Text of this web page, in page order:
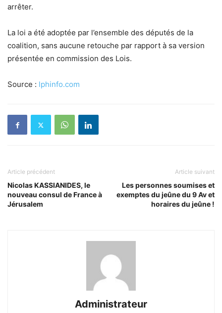
arrêter.
La loi a été adoptée par l’ensemble des députés de la
coalition, sans aucune retouche par rapport à sa version
présentée en commission des Lois.
Source : lphinfo.com
Article précédent
Nicolas KASSIANIDES, le
nouveau consul de France à
Jérusalem
Article suivant
Les personnes soumises et
exemptes du jeûne du 9 Av et
horaires du jeûne !
Administrateur